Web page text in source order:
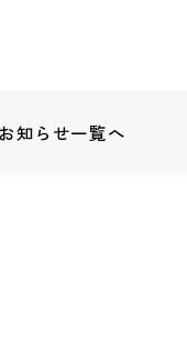
お知らせ一覧へ